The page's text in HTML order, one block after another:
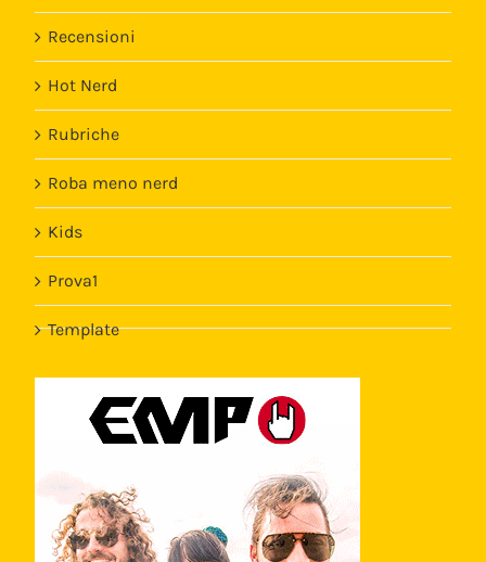
Recensioni
Hot Nerd
Rubriche
Roba meno nerd
Kids
Prova1
Template